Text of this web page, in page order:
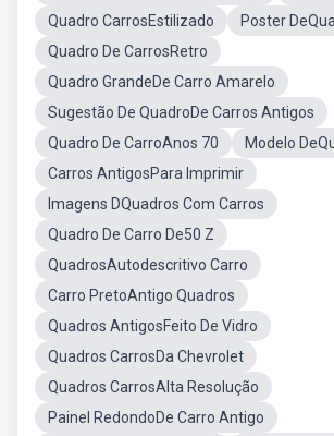
Quadro CarrosEstilizado
Poster
Quadro De CarrosRetro
Quadro GrandeDe Carro Amarelo
Sugestão De QuadroDe Carros Antigos
Quadro De CarroAnos 70
Modelo
Carros AntigosPara Imprimir
Imagens DQuadros Com Carros
Quadro De Carro De50 Z
QuadrosAutodescritivo Carro
Carro PretoAntigo Quadros
Quadros AntigosFeito De Vidro
Quadros CarrosDa Chevrolet
Quadros CarrosAlta Resolução
Painel RedondoDe Carro Antigo